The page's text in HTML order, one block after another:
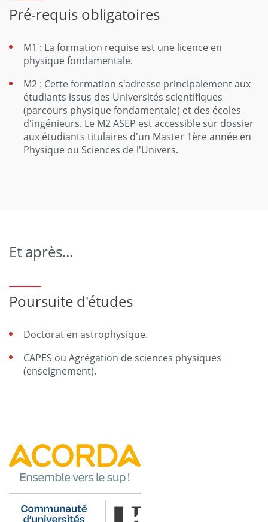
Pré-requis obligatoires
M1 : La formation requise est une licence en
physique fondamentale.
M2 : Cette formation s'adresse principalement aux
étudiants issus des Universités scientifiques
(parcours physique fondamentale) et des écoles
d'ingénieurs. Le M2 ASEP est accessible sur dossier
aux étudiants titulaires d'un Master 1ère année en
Physique ou Sciences de l'Univers.
Et après...
Poursuite d'études
Doctorat en astrophysique.
CAPES ou Agrégation de sciences physiques
(enseignement).